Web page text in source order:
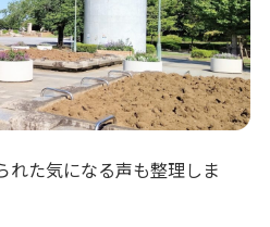
れた気になる声も整理しま